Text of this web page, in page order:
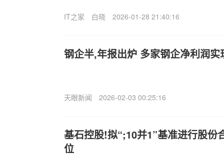
IT之家 白晓 2026-01-28 21:40:16
钢企半,年报出炉 多家钢企净利润实
天眼新闻 2026-02-03 00:25:16
基石控股!拟“;10并1”基准进行股份
位